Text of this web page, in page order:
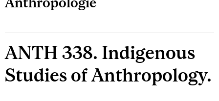
ANTH 338. Indigenous
Studies of Anthropology.